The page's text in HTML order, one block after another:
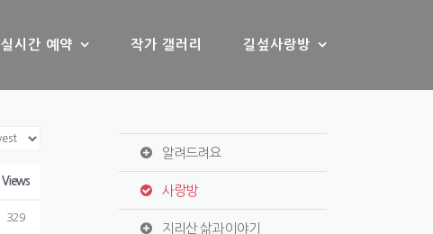
실시간 예약 작가 갤러리 길섶사랑방
Views
329
알려드려요
사랑방
지리산 삶과 이야기